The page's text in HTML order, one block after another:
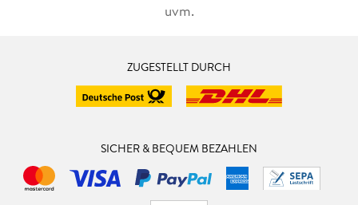
uvm.
ZUGESTELLT DURCH
SICHER & BEQUEM BEZAHLEN